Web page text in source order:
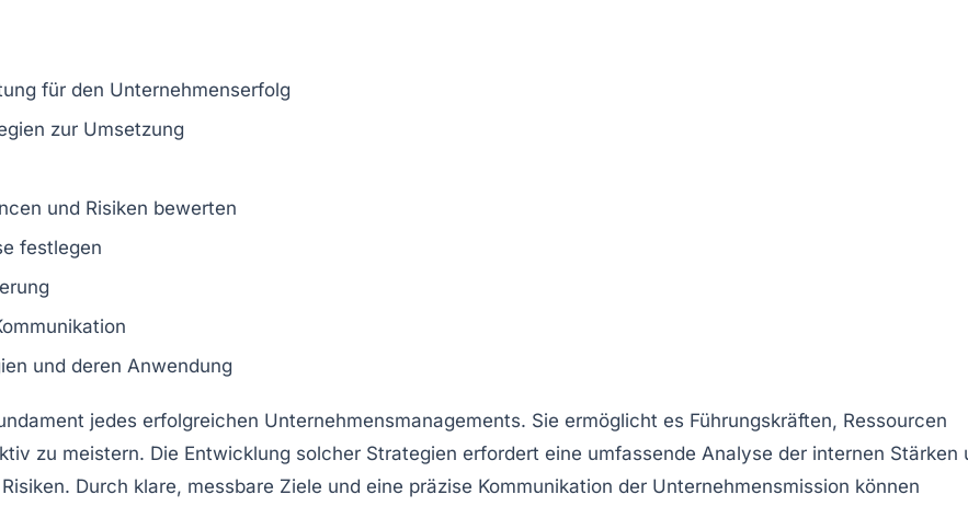
für den Unternehmenserfolg
zur Umsetzung
und Risiken bewerten
festlegen
und deren Anwendung
jedes erfolgreichen Unternehmensmanagements. Sie ermöglicht es Führungskräften, Ressourcen
zu meistern. Die Entwicklung solcher Strategien erfordert eine umfassende Analyse der internen Stärken
Durch klare, messbare Ziele und eine präzise Kommunikation der Unternehmensmission können